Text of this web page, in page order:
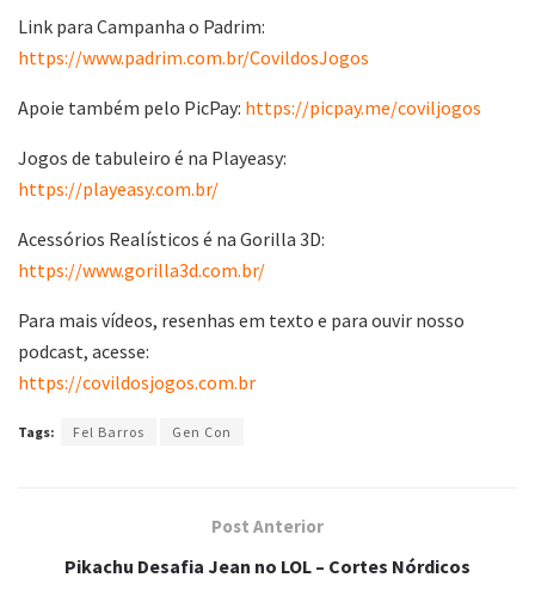
Link para Campanha o Padrim:
https://www.padrim.com.br/CovildosJogos
Apoie também pelo PicPay: https://picpay.me/coviljogos
Jogos de tabuleiro é na Playeasy:
https://playeasy.com.br/
Acessórios Realísticos é na Gorilla 3D:
https://www.gorilla3d.com.br/
Para mais vídeos, resenhas em texto e para ouvir nosso
podcast, acesse:
https://covildosjogos.com.br
Tags: Fel Barros Gen Con
Post Anterior
Pikachu Desafia Jean no LOL – Cortes Nórdicos